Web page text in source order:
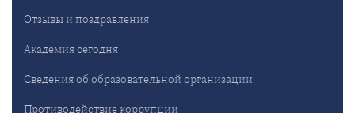
Отзывы и поздравления
Академия сегодня
Сведения об образовательной организации
Противодействие коррупции